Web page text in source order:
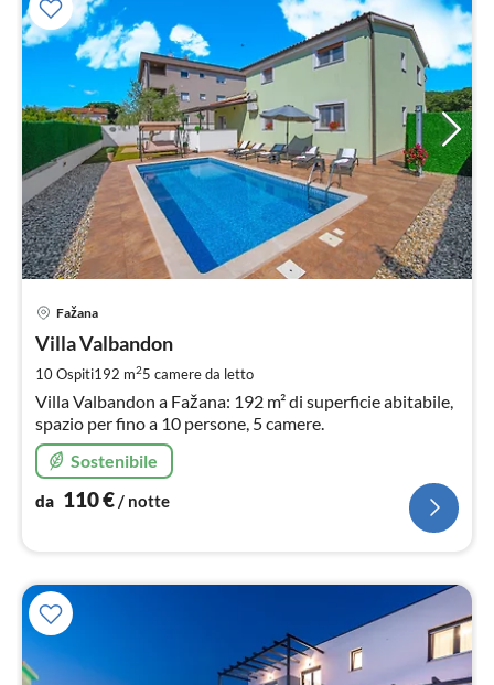
Fažana
Villa Valbandon
10 Ospiti192 m25 camere da letto
Villa Valbandon a Fažana: 192 m² di superficie abitabile,
spazio per fino a 10 persone, 5 camere.
Sostenibile
da 110€/ notte